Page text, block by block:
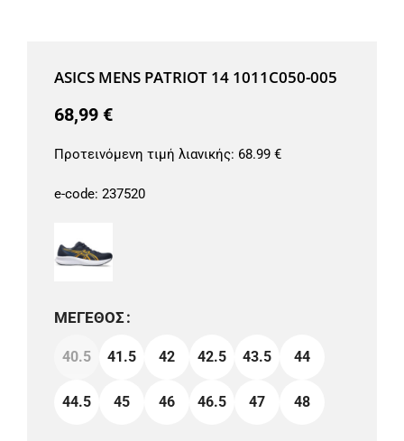
ASICS MENS PATRIOT 14 1011C050-005
68,99 €
Προτεινόμενη τιμή λιανικής: 68.99 €
e-code: 237520
ΜΈΓΕΘΟΣ
40.5 41.5 42 42.5 43.5 44
44.5 45 46 46.5 47 48